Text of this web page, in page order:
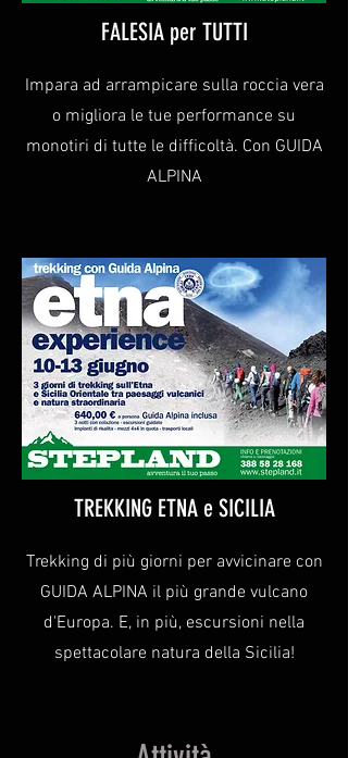
FALESIA per TUTTI
Impara ad arrampicare sulla roccia vera
o migliora le tue performance su
monotiri di tutte le difficoltà. Con GUIDA
ALPINA
TREKKING ETNA e SICILIA
Trekking di più giorni per avvicinare con
GUIDA ALPINA il più grande vulcano
d'Europa. E, in più, escursioni nella
spettacolare natura della Sicilia!